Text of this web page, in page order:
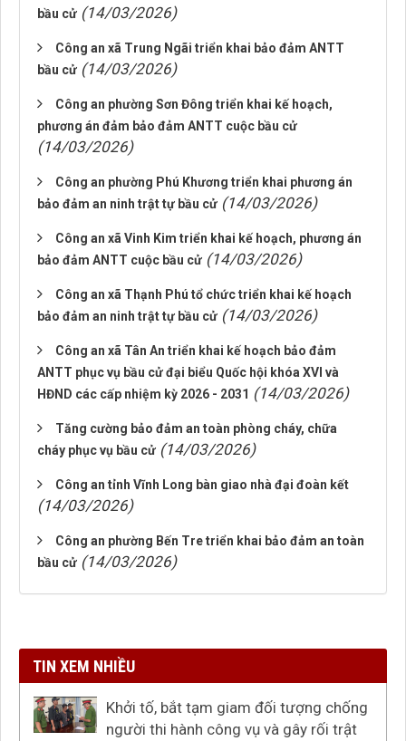
bầu cử (14/03/2026)
Công an xã Trung Ngãi triển khai bảo đảm ANTT
bầu cử (14/03/2026)
Công an phường Sơn Đông triển khai kế hoạch,
phương án đảm bảo đảm ANTT cuộc bầu cử
(14/03/2026)
Công an phường Phú Khương triển khai phương án
bảo đảm an ninh trật tự bầu cử (14/03/2026)
Công an xã Vinh Kim triển khai kế hoạch, phương án
bảo đảm ANTT cuộc bầu cử (14/03/2026)
Công an xã Thạnh Phú tổ chức triển khai kế hoạch
bảo đảm an ninh trật tự bầu cử (14/03/2026)
Công an xã Tân An triển khai kế hoạch bảo đảm
ANTT phục vụ bầu cử đại biểu Quốc hội khóa XVI và
HĐND các cấp nhiệm kỳ 2026 - 2031 (14/03/2026)
Tăng cường bảo đảm an toàn phòng cháy, chữa
cháy phục vụ bầu cử (14/03/2026)
Công an tỉnh Vĩnh Long bàn giao nhà đại đoàn kết
(14/03/2026)
Công an phường Bến Tre triển khai bảo đảm an toàn
bầu cử (14/03/2026)
TIN XEM NHIỀU
Khởi tố, bắt tạm giam đối tượng chống
người thi hành công vụ và gây rối trật